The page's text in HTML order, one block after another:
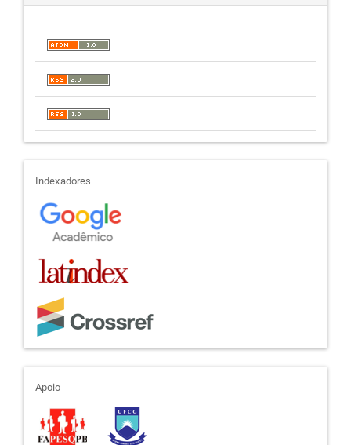
indexadores
Indexadores
apoio
Apoio